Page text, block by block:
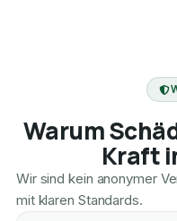
Warum
Kraft
Wir sind kein anonymer
mit klaren Standards.